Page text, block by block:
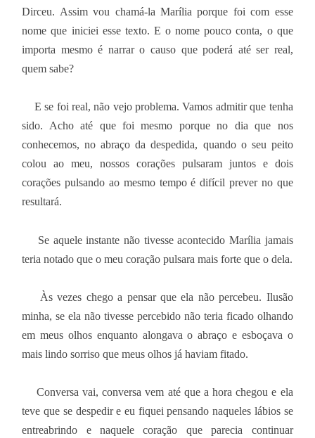
Dirceu. Assim vou chamá-la Marília porque foi com esse
nome que iniciei esse texto. E o nome pouco conta, o que
importa mesmo é narrar o causo que poderá até ser real,
quem sabe?
E se foi real, não vejo problema. Vamos admitir que tenha
sido. Acho até que foi mesmo porque no dia que nos
conhecemos, no abraço da despedida, quando o seu peito
colou ao meu, nossos corações pulsaram juntos e dois
corações pulsando ao mesmo tempo é difícil prever no que
resultará.
Se aquele instante não tivesse acontecido Marília jamais
teria notado que o meu coração pulsara mais forte que o dela.
Às vezes chego a pensar que ela não percebeu. Ilusão
minha, se ela não tivesse percebido não teria ficado olhando
em meus olhos enquanto alongava o abraço e esboçava o
mais lindo sorriso que meus olhos já haviam fitado.
Conversa vai, conversa vem até que a hora chegou e ela
teve que se despedir e eu fiquei pensando naqueles lábios se
entreabrindo e naquele coração que parecia continuar